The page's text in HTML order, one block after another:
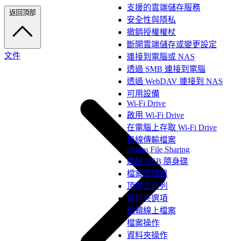
支援的雲端儲存服務
安全性與隱私
撤銷授權權杖
斷開雲端儲存或變更設定
連接到電腦或 NAS
透過 SMB 連接到電腦
透過 WebDAV 連接到 NAS
可用設備
Wi-Fi Drive
啟用 Wi-Fi Drive
在電腦上存取 Wi-Fi Drive
無線傳輸檔案
iTunes File Sharing
連接 USB 隨身碟
檔案管理器
頂部工具列
資料夾選項
編輯線上檔案
檔案操作
資料夾操作
返回頂部
文件